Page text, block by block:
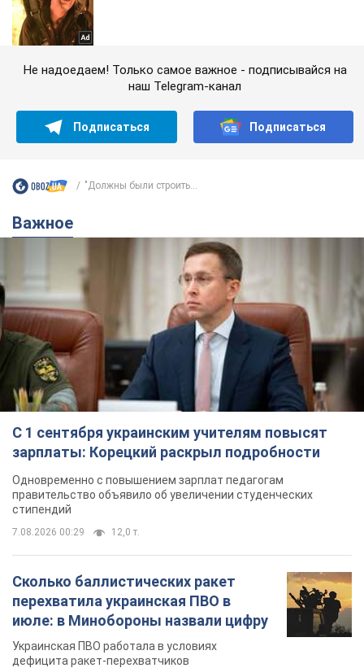
Не надоедаем! Только самое важное - подписывайся на
наш Telegram-канал
Подписаться Подписаться
"Должны были строить...
Важное
С 1 сентября украинским учителям повысят
зарплаты: Корецкий раскрыл подробности
Одновременно с повышением зарплат педагогам
правительство объявило об увеличении студенческих
стипендий
7.08.2026 00:29 12,0 т.
Сколько баллистических ракет
перехватила украинская ПВО в
июле: в Минобороны назвали цифру
Украинская ПВО работала в условиях
дефицита ракет-перехватчиков